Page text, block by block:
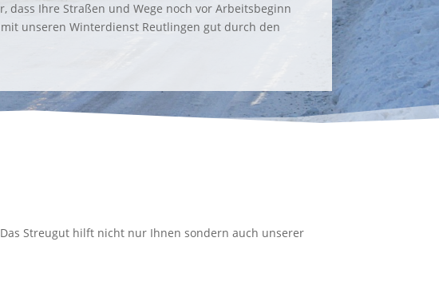
Ihre Straßen und Wege noch vor Arbeitsbeginn
unseren Winterdienst Reutlingen gut durch den
Streugut hilft nicht nur Ihnen sondern auch unserer